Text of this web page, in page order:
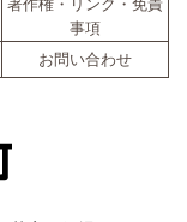
著作権・リンク・免責
事項
お問い合わせ